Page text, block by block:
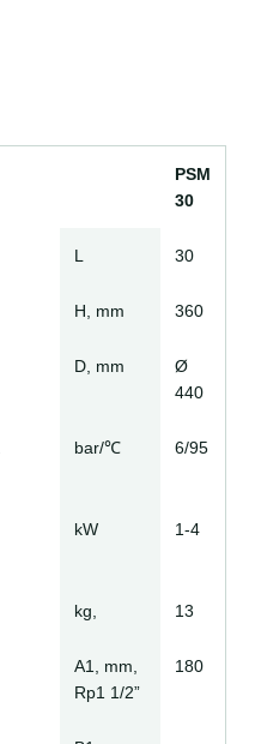
PSM
30
L 30
H, mm 360
D, mm
Ø
440
bar/℃ 6/95
kW 1-4
kg, 13
А1, mm,
Rp1 1/2”
180